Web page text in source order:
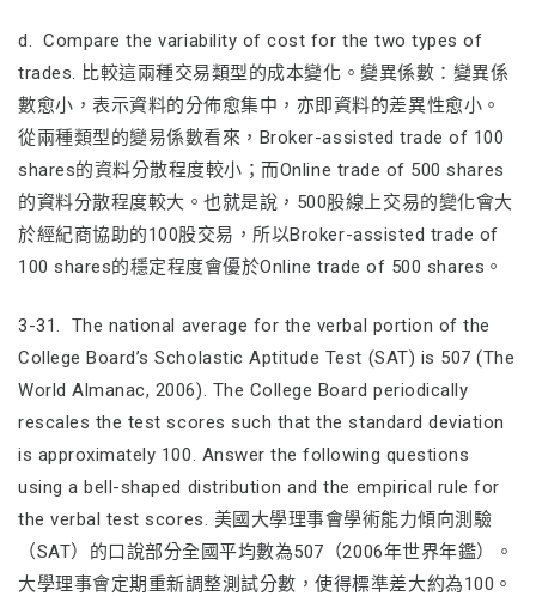
d. Compare the variability of cost for the two types of
trades. 比較這兩種交易類型的成本變化。變異係數：變異係
數愈小，表示資料的分佈愈集中，亦即資料的差異性愈小。
從兩種類型的變易係數看來，Broker-assisted trade of 100
shares的資料分散程度較小；而Online trade of 500 shares
的資料分散程度較大。也就是說，500股線上交易的變化會大
於經紀商協助的100股交易，所以Broker-assisted trade of
100 shares的穩定程度會優於Online trade of 500 shares。
3-31. The national average for the verbal portion of the
College Board’s Scholastic Aptitude Test (SAT) is 507 (The
World Almanac, 2006). The College Board periodically
rescales the test scores such that the standard deviation
is approximately 100. Answer the following questions
using a bell-shaped distribution and the empirical rule for
the verbal test scores. 美國大學理事會學術能力傾向測驗
（SAT）的口說部分全國平均數為507（2006年世界年鑑）。
大學理事會定期重新調整測試分數，使得標準差大約為100。